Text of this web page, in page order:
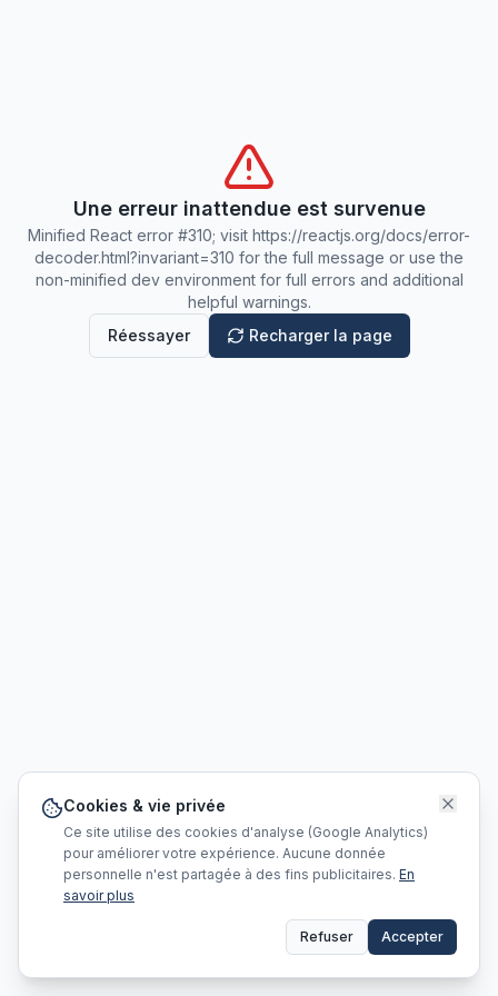
Une erreur inattendue est survenue
Minified React error #310; visit https://reactjs.org/docs/error-
decoder.html?invariant=310 for the full message or use the
non-minified dev environment for full errors and additional
helpful warnings.
Réessayer
Recharger la page
Cookies & vie privée
Ce site utilise des cookies d'analyse (Google Analytics)
pour améliorer votre expérience. Aucune donnée
personnelle n'est partagée à des fins publicitaires. En
savoir plus
Refuser Accepter